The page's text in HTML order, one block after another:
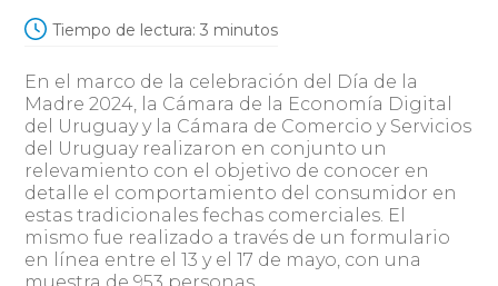
Tiempo de lectura: 3 minutos
En el marco de la celebración del Día de la
Madre 2024, la Cámara de la Economía Digital
del Uruguay y la Cámara de Comercio y Servicios
del Uruguay realizaron en conjunto un
relevamiento con el objetivo de conocer en
detalle el comportamiento del consumidor en
estas tradicionales fechas comerciales. El
mismo fue realizado a través de un formulario
en línea entre el 13 y el 17 de mayo, con una